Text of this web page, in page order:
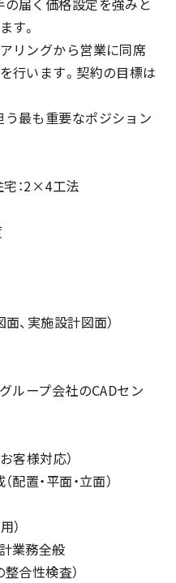
届く価格設定を強みと
す。
リングから営業に同席
行います。契約の目標は
最も重要なポジション
宅：2×4工法
、実施設計図面）
ループ会社のCADセン
客様対応）
配置・平面・立面）
）
業務全般
合性検査）